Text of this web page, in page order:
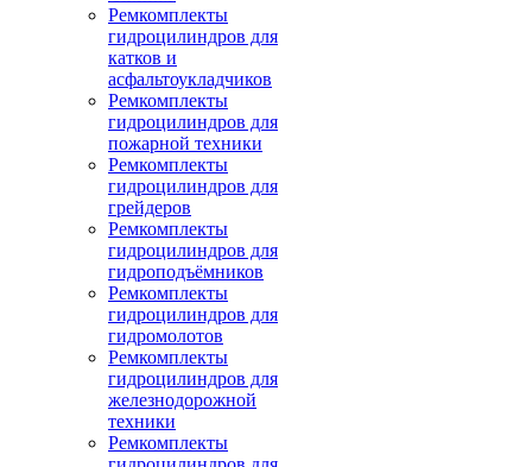
Ремкомплекты
гидроцилиндров для
катков и
асфальтоукладчиков
Ремкомплекты
гидроцилиндров для
пожарной техники
Ремкомплекты
гидроцилиндров для
грейдеров
Ремкомплекты
гидроцилиндров для
гидроподъёмников
Ремкомплекты
гидроцилиндров для
гидромолотов
Ремкомплекты
гидроцилиндров для
железнодорожной
техники
Ремкомплекты